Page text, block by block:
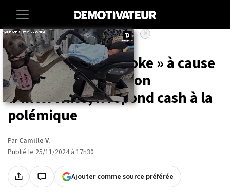
Accueil Entertainment Tele
Nagui traité de « woke » à cause
de la nouvelle version
d'Intervilles, il répond cash à la
polémique
Par Camille V.
Publié le 25/11/2024 à 17h30
Ajouter comme source préférée
×